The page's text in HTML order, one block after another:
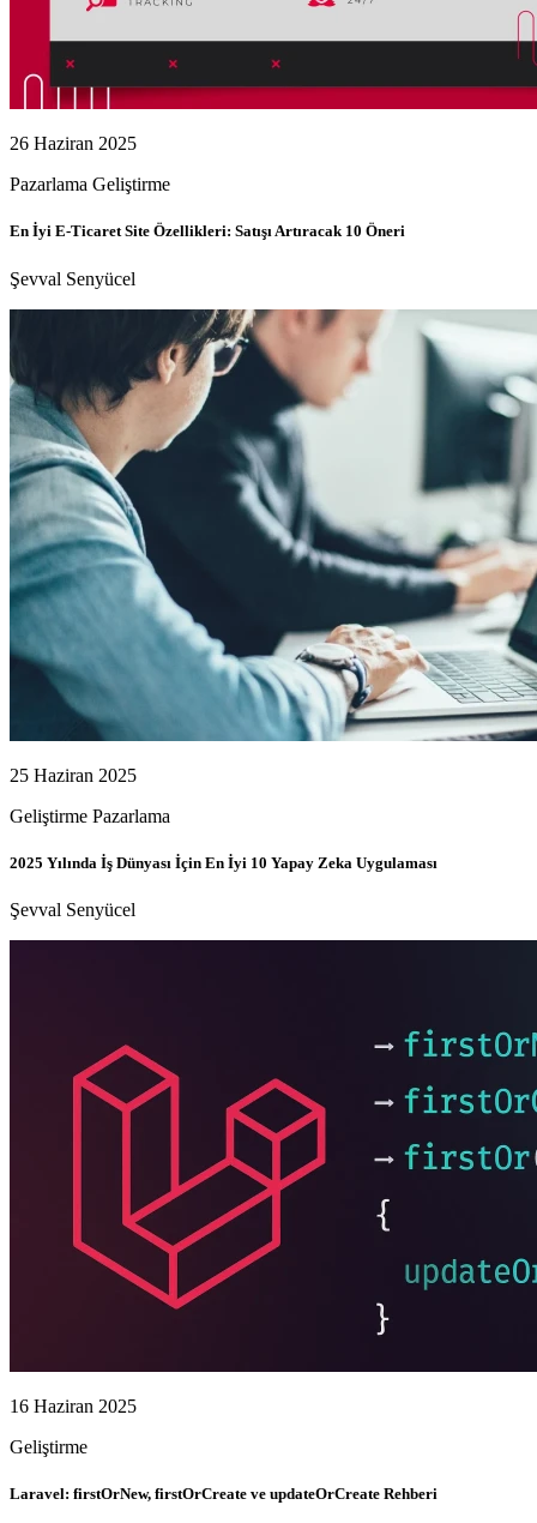
26 Haziran 2025
Pazarlama Geliştirme
En İyi E‑Ticaret Site Özellikleri: Satışı Artıracak 10 Öneri
Şevval Senyücel
25 Haziran 2025
Geliştirme Pazarlama
2025 Yılında İş Dünyası İçin En İyi 10 Yapay Zeka Uygulaması
Şevval Senyücel
16 Haziran 2025
Geliştirme
Laravel: firstOrNew, firstOrCreate ve updateOrCreate Rehberi